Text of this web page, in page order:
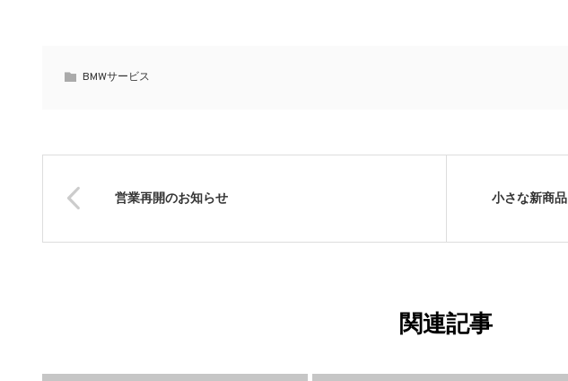
BMWサービス
営業再開のお知らせ 小さな新商品
関連記事